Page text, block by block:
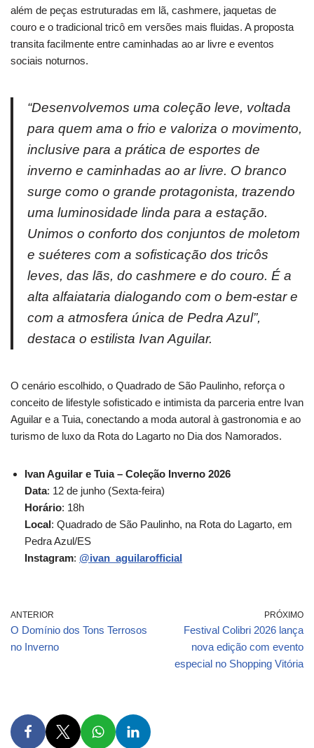
além de peças estruturadas em lã, cashmere, jaquetas de
couro e o tradicional tricô em versões mais fluidas. A proposta
transita facilmente entre caminhadas ao ar livre e eventos
sociais noturnos.
“Desenvolvemos uma coleção leve, voltada
para quem ama o frio e valoriza o movimento,
inclusive para a prática de esportes de
inverno e caminhadas ao ar livre. O branco
surge como o grande protagonista, trazendo
uma luminosidade linda para a estação.
Unimos o conforto dos conjuntos de moletom
e suéteres com a sofisticação dos tricôs
leves, das lãs, do cashmere e do couro. É a
alta alfaiataria dialogando com o bem-estar e
com a atmosfera única de Pedra Azul”,
destaca o estilista Ivan Aguilar.
O cenário escolhido, o Quadrado de São Paulinho, reforça o
conceito de lifestyle sofisticado e intimista da parceria entre Ivan
Aguilar e a Tuia, conectando a moda autoral à gastronomia e ao
turismo de luxo da Rota do Lagarto no Dia dos Namorados.
Ivan Aguilar e Tuia – Coleção Inverno 2026
Data: 12 de junho (Sexta-feira)
Horário: 18h
Local: Quadrado de São Paulinho, na Rota do Lagarto, em
Pedra Azul/ES
Instagram: @ivan_aguilarofficial
ANTERIOR
O Domínio dos Tons Terrosos
no Inverno
PRÓXIMO
Festival Colibri 2026 lança
nova edição com evento
especial no Shopping Vitória